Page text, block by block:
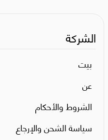
الشركة
بيت
عن
الشروط والأحكام
سياسة الشحن والإرجاع